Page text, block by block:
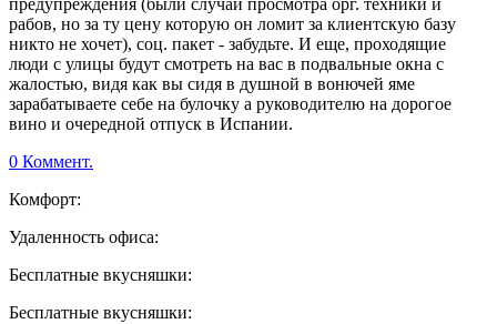
предупреждения (были случаи просмотра орг. техники и
рабов, но за ту цену которую он ломит за клиентскую базу
никто не хочет), соц. пакет - забудьте. И еще, проходящие
люди с улицы будут смотреть на вас в подвальные окна с
жалостью, видя как вы сидя в душной в вонючей яме
зарабатываете себе на булочку а руководителю на дорогое
вино и очередной отпуск в Испании.
0 Коммент.
Комфорт:
Удаленность офиса:
Бесплатные вкусняшки:
Бесплатные вкусняшки: